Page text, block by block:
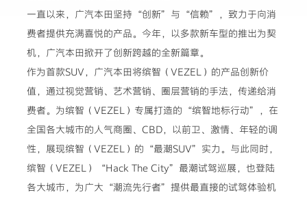
一直以来，广汽本田坚持“创新”与“信赖”，致力于向消
费者提供充满喜悦的产品。今年，以多款新车型的推出为契
机，广汽本田掀开了创新跨越的全新篇章。
作为首款SUV，广汽本田将缤智（VEZEL）的产品创新价
值，通过视觉营销、艺术营销、圈层营销的手法，传递给消
费者。为缤智（VEZEL）专属打造的“缤智地标行动”，在
全国各大城市的人气商圈、CBD，以前卫、激情、年轻的调
性，展现缤智（VEZEL）的“最潮SUV”实力。与此同时，
缤智（VEZEL）“Hack The City”最潮试驾巡展，也登陆
各大城市，为广大“潮流先行者”提供最直接的试驾体验机